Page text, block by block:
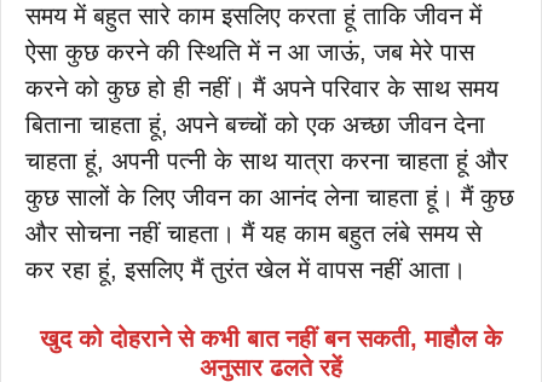
समय में बहुत सारे काम इसलिए करता हूं ताकि जीवन में
ऐसा कुछ करने की स्थिति में न आ जाऊं, जब मेरे पास
करने को कुछ हो ही नहीं। मैं अपने परिवार के साथ समय
बिताना चाहता हूं, अपने बच्चों को एक अच्छा जीवन देना
चाहता हूं, अपनी पत्नी के साथ यात्रा करना चाहता हूं और
कुछ सालों के लिए जीवन का आनंद लेना चाहता हूं। मैं कुछ
और सोचना नहीं चाहता। मैं यह काम बहुत लंबे समय से
कर रहा हूं, इसलिए मैं तुरंत खेल में वापस नहीं आता।
खुद को दोहराने से कभी बात नहीं बन सकती, माहौल के
अनुसार ढलते रहें